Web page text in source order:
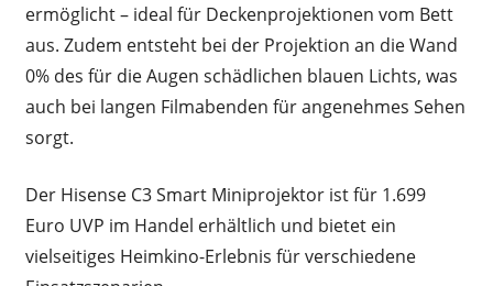
ermöglicht – ideal für Deckenprojektionen vom Bett
aus. Zudem entsteht bei der Projektion an die Wand
0% des für die Augen schädlichen blauen Lichts, was
auch bei langen Filmabenden für angenehmes Sehen
sorgt.
Der Hisense C3 Smart Miniprojektor ist für 1.699
Euro UVP im Handel erhältlich und bietet ein
vielseitiges Heimkino-Erlebnis für verschiedene